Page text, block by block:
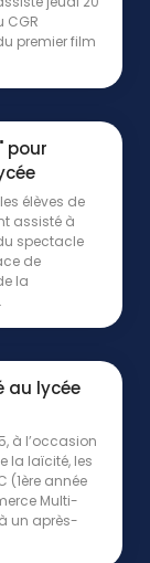
CGR
premier film
pour
élèves de
assisté à
spectacle
de
la
au lycée
à l’occasion
la laïcité, les
(1ère année
Multi-
un après-